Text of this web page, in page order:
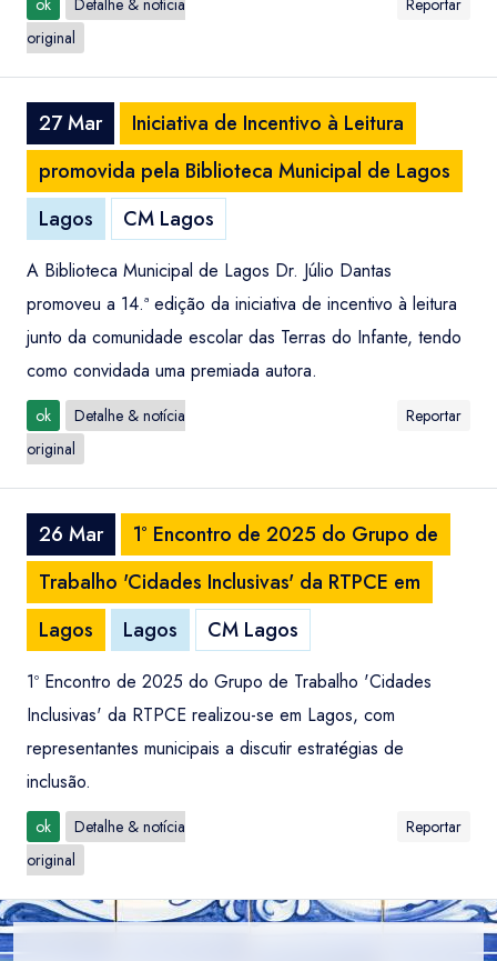
ok
Detalhe & notícia
original
Reportar
27 Mar
Iniciativa de Incentivo à Leitura
promovida pela Biblioteca Municipal de Lagos
Lagos
CM Lagos
A Biblioteca Municipal de Lagos Dr. Júlio Dantas
promoveu a 14.ª edição da iniciativa de incentivo à leitura
junto da comunidade escolar das Terras do Infante, tendo
como convidada uma premiada autora.
ok
Detalhe & notícia
original
Reportar
26 Mar
1º Encontro de 2025 do Grupo de
Trabalho 'Cidades Inclusivas' da RTPCE em
Lagos
Lagos CM Lagos
1º Encontro de 2025 do Grupo de Trabalho 'Cidades
Inclusivas' da RTPCE realizou-se em Lagos, com
representantes municipais a discutir estratégias de
inclusão.
ok
Detalhe & notícia
original
Reportar